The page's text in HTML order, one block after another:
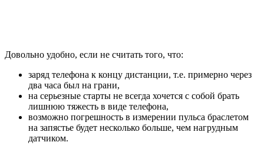
Довольно удобно, если не считать того, что:
заряд телефона к концу дистанции, т.е. примерно через
два часа был на грани,
на серьезные старты не всегда хочется с собой брать
лишнюю тяжесть в виде телефона,
возможно погрешность в измерении пульса браслетом
на запястье будет несколько больше, чем нагрудным
датчиком.